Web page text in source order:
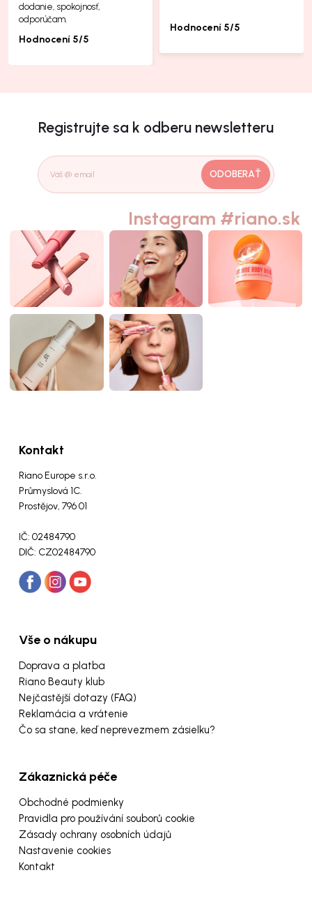
dodanie, spokojnosť,
odporúčam.
Hodnocení 5/5
Hodnocení 5/5
Registrujte sa k odberu newsletteru
ODOBERAŤ
Instagram #riano.sk
Kontakt
Riano Europe s.r.o.
Průmyslová 1C.
Prostějov, 796 01
IČ: 02484790
DIČ: CZ02484790
Vše o nákupu
Doprava a platba
Riano Beauty klub
Nejčastější dotazy (FAQ)
Reklamácia a vrátenie
Čo sa stane, keď neprevezmem zásielku?
Zákaznická péče
Obchodné podmienky
Pravidla pro používání souborů cookie
Zásady ochrany osobních údajů
Nastavenie cookies
Kontakt